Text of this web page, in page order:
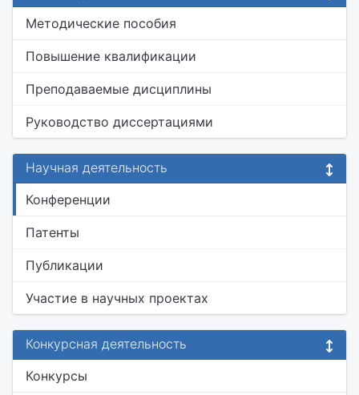
Методические пособия
Повышение квалификации
Преподаваемые дисциплины
Руководство диссертациями
Научная деятельность
Конференции
Патенты
Публикации
Участие в научных проектах
Конкурсная деятельность
Конкурсы